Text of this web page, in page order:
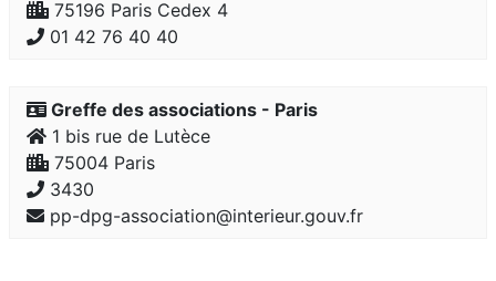
75196 Paris Cedex 4
01 42 76 40 40
Greffe des associations - Paris
1 bis rue de Lutèce
75004 Paris
3430
pp-dpg-association@interieur.gouv.fr